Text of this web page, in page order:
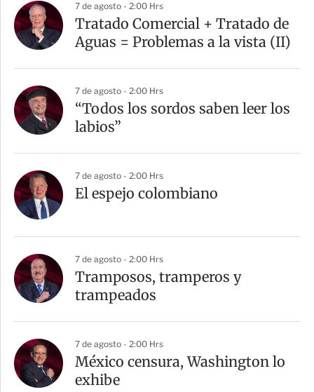
7 de agosto - 2:00 Hrs
Tratado Comercial + Tratado de
Aguas = Problemas a la vista (II)
7 de agosto - 2:00 Hrs
“Todos los sordos saben leer los
labios”
7 de agosto - 2:00 Hrs
El espejo colombiano
7 de agosto - 2:00 Hrs
Tramposos, tramperos y
trampeados
7 de agosto - 2:00 Hrs
México censura, Washington lo
exhibe